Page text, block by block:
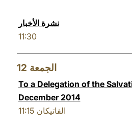
نشرة الأخبار
11:30
12 الجمعة
To a Delegation of the
December 2014
11:15 الفاتيكان